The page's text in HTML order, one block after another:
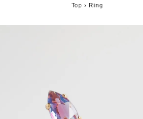
Top › Ring